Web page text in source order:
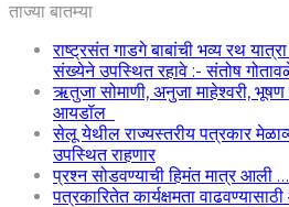
ताज्या बातम्या
राष्ट्रसंत गाडगे बाबांची भव्य रथ
संख्येने उपस्थित रहावे :- संतोष
ऋतुजा सोमाणी, अनुजा माहेश्वरी,
आयडॉल
सेलू येथील राज्यस्तरीय पत्रकार
उपस्थित राहणार
प्रश्न सोडवण्याची हिमंत मात्र आली
पत्रकारितेत कार्यक्षमता